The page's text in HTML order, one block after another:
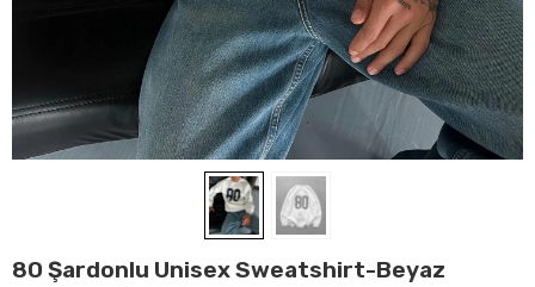
80 Şardonlu Unisex Sweatshirt-Beyaz